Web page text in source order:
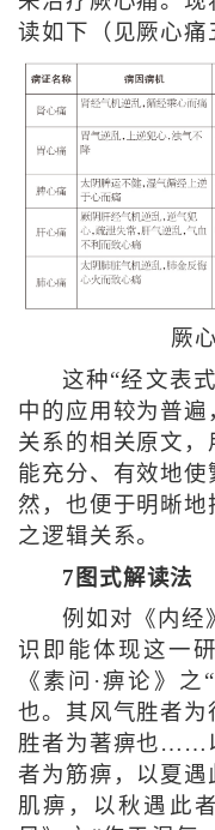
读如下（见厥心痛
厥
这种“经文表
中的应用较为普
关系的相关原文
能充分、有效地
然，也便于明晰
之逻辑关系。
7图式解读法
例如对《内经
识即能体现这一
《素问·痹论》
也。其风气胜者
胜者为著痹也……
者为筋痹，以夏
肌痹，以秋遇此